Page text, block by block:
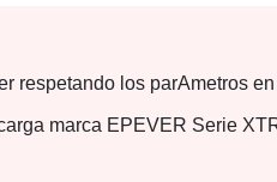
respetando los parAmetros
marca EPEVER Serie